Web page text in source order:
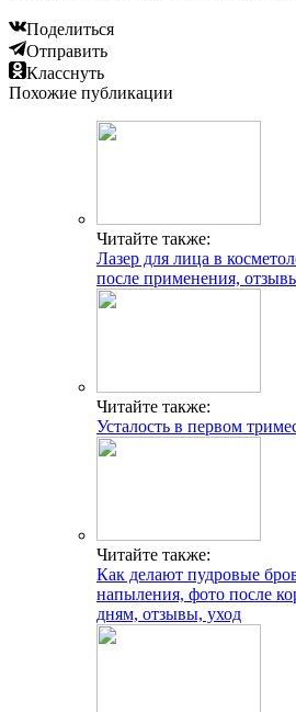
Поделиться
Отправить
Класснуть
Похожие публикации
Читайте также:
Лазер для лица в
после применения,
Читайте также:
Усталость в первом
Читайте также:
Как делают пудровые
напыления, фото после
дням, отзывы, уход